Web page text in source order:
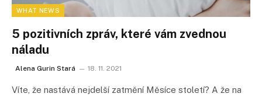
WHAT NEWS
5 pozitivních zpráv, které vám zvednou
náladu
Alena Gurin Stará 18. 11. 2021
Víte, že nastává nejdelší zatmění Měsíce století? A že na